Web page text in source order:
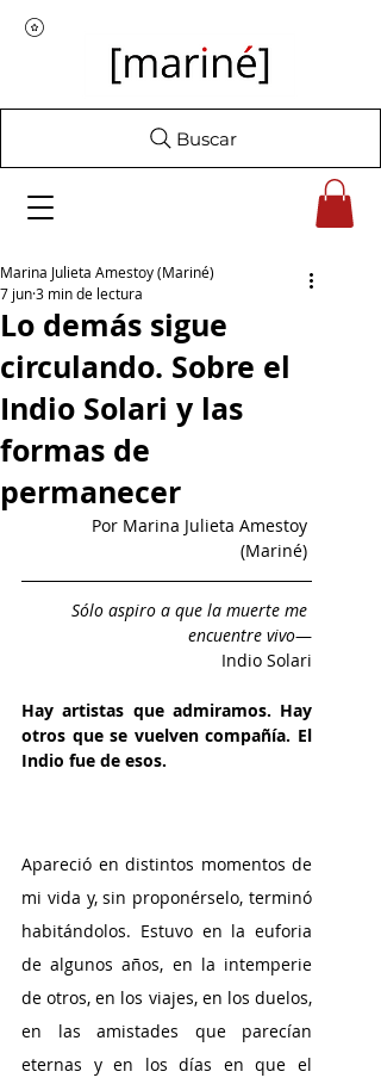
Buscar
Lo demás sigue
circulando. Sobre el
Indio Solari y las
formas de
permanecer
Marina Julieta Amestoy (Mariné)
7 jun3 min de lectura
Por Marina Julieta Amestoy
(Mariné)
Sólo aspiro a que la muerte me
encuentre vivo—
Indio Solari
Hay artistas que admiramos. Hay
otros que se vuelven compañía. El
Indio fue de esos.
Apareció en distintos momentos de
mi vida y, sin proponérselo, terminó
habitándolos. Estuvo en la euforia
de algunos años, en la intemperie
de otros, en los viajes, en los duelos,
en las amistades que parecían
eternas y en los días en que el